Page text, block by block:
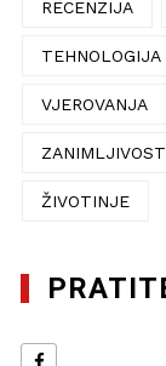
RECENZIJA
TEHNOLOGIJA
VJEROVANJA
ŽIVOTINJE